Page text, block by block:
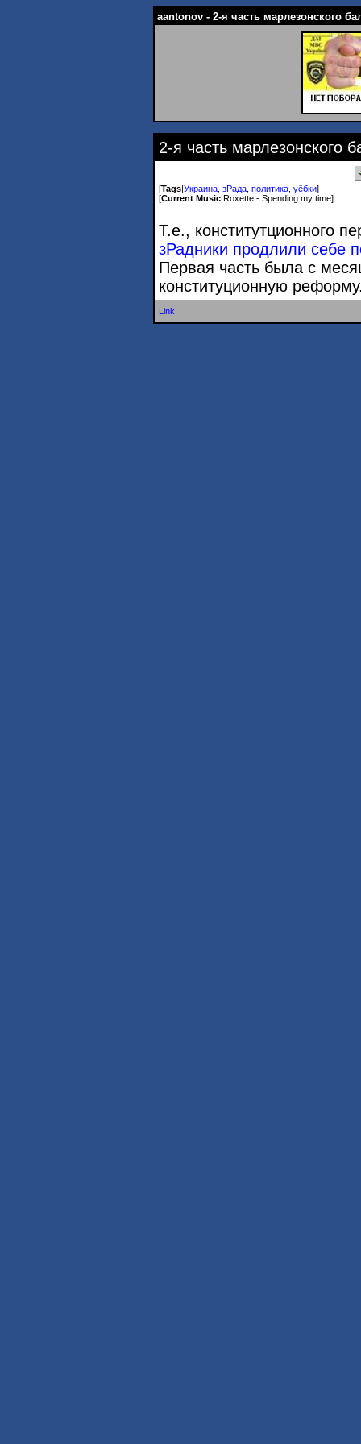
aantonov - 2-я часть марлезонского
2-я часть марлезонского
[Tags Украина зРада политика уёбки]
[Current Music Roxette - Spending my time]
Т.е., конститутционного
зРадники продлили себе
Первая часть была с
конституционную
Link